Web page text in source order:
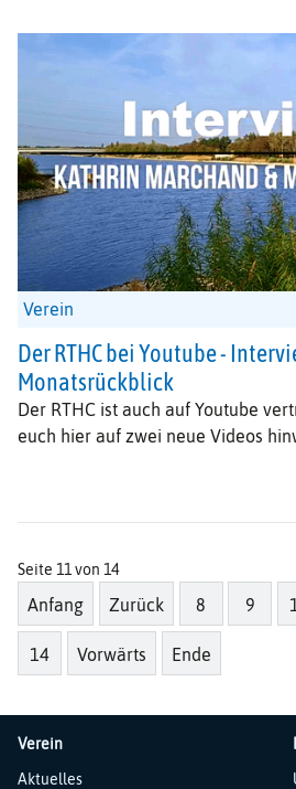
Verein
Der RTHC bei Youtube -
Monatsrückblick
Der RTHC ist auch auf Youtube
euch hier auf zwei neue Videos
Seite 11 von 14
Anfang Zurück 8 9
14 Vorwärts Ende
Verein
Navigation
Aktuelles